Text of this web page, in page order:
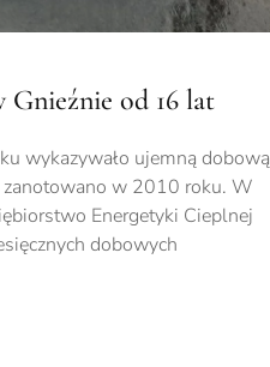
Gnieźnie od 16 lat
wykazywało ujemną dobową
zanotowano w 2010 roku. W
Energetyki Cieplnej
dobowych